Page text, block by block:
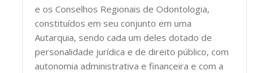
e os Conselhos Regionais de Odontologia,
constituídos em seu conjunto em uma
Autarquia, sendo cada um deles dotado de
personalidade jurídica e de direito público, com
autonomia administrativa e financeira e com a